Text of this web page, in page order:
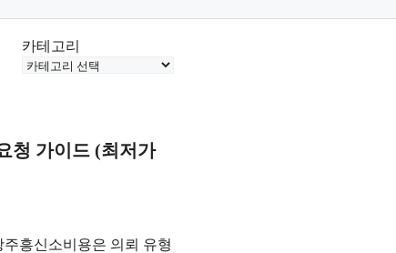
카테고리
청 가이드 (최저가
흥신소비용은 의뢰 유형